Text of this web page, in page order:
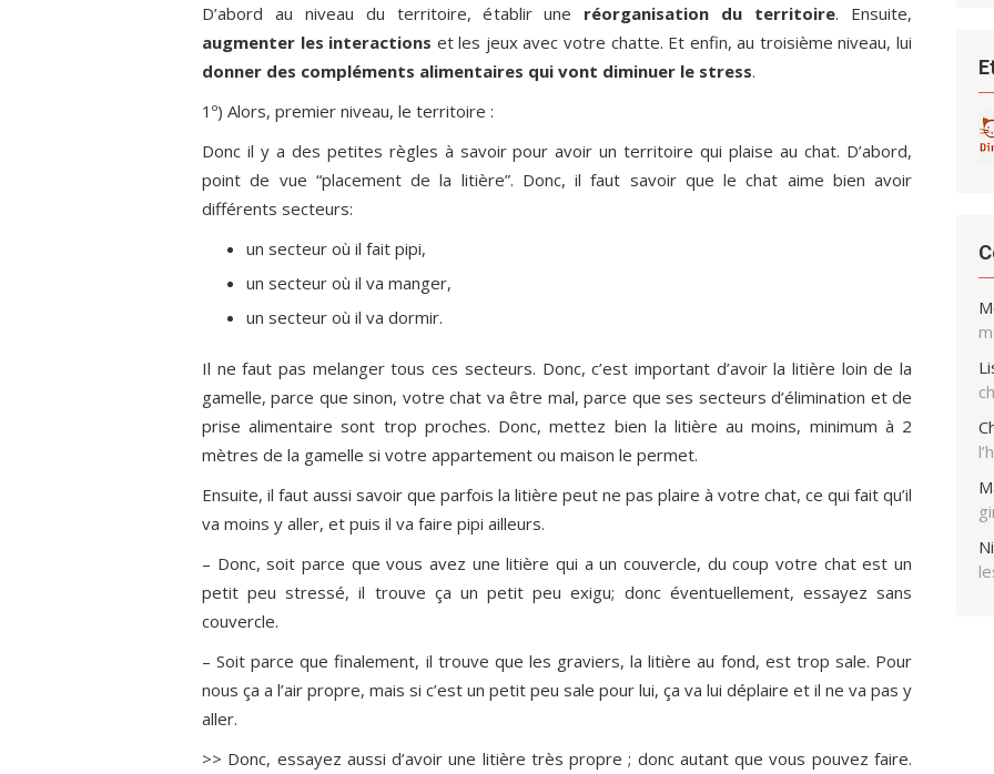
D’abord au niveau du territoire, établir une réorganisation du territoire. Ensuite,
augmenter les interactions et les jeux avec votre chatte. Et enfin, au troisième niveau, lui
donner des compléments alimentaires qui vont diminuer le stress.
1º) Alors, premier niveau, le territoire :
Donc il y a des petites règles à savoir pour avoir un territoire qui plaise au chat. D’abord,
point de vue “placement de la litière”. Donc, il faut savoir que le chat aime bien avoir
différents secteurs:
un secteur où il fait pipi,
un secteur où il va manger,
un secteur où il va dormir.
Il ne faut pas melanger tous ces secteurs. Donc, c’est important d’avoir la litière loin de la
gamelle, parce que sinon, votre chat va être mal, parce que ses secteurs d’élimination et de
prise alimentaire sont trop proches. Donc, mettez bien la litière au moins, minimum à 2
mètres de la gamelle si votre appartement ou maison le permet.
Ensuite, il faut aussi savoir que parfois la litière peut ne pas plaire à votre chat, ce qui fait qu’il
va moins y aller, et puis il va faire pipi ailleurs.
– Donc, soit parce que vous avez une litière qui a un couvercle, du coup votre chat est un
petit peu stressé, il trouve ça un petit peu exigu; donc éventuellement, essayez sans
couvercle.
– Soit parce que finalement, il trouve que les graviers, la litière au fond, est trop sale. Pour
nous ça a l’air propre, mais si c’est un petit peu sale pour lui, ça va lui déplaire et il ne va pas y
aller.
>> Donc, essayez aussi d’avoir une litière très propre ; donc autant que vous pouvez faire.